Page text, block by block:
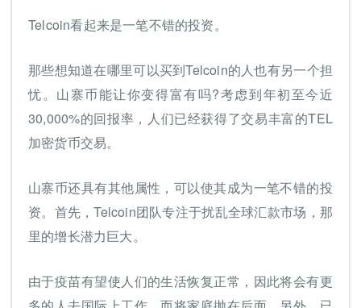
Telcoin看起来是一笔不错的投资。
那些想知道在哪里可以买到Telcoin的人也有另一个担
忧。山寨币能让你变得富有吗?考虑到年初至今近
30,000%的回报率，人们已经获得了交易丰富的TEL
加密货币交易。
山寨币还具有其他属性，可以使其成为一笔不错的投
资。首先，Telcoin团队专注于扰乱全球汇款市场，那
里的增长潜力巨大。
由于疫苗有望使人们的生活恢复正常，因此将会有更